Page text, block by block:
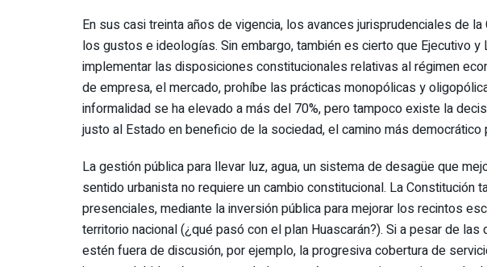
En sus casi treinta años de vigencia, los avances jurisprudenciales de
los gustos e ideologías. Sin embargo, también es cierto que Ejecutivo
implementar las disposiciones constitucionales relativas al régimen
de empresa, el mercado, prohíbe las prácticas monopólicas y
informalidad se ha elevado a más del 70%, pero tampoco existe la
justo al Estado en beneficio de la sociedad, el camino más democrático
La gestión pública para llevar luz, agua, un sistema de desagüe que
sentido urbanista no requiere un cambio constitucional. La
presenciales, mediante la inversión pública para mejorar los recintos
territorio nacional (¿qué pasó con el plan Huascarán?). Si a pesar de
estén fuera de discusión, por ejemplo, la progresiva cobertura de